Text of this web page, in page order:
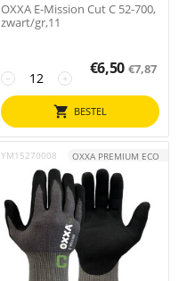
OXXA E-Mission Cut C 52-700,
zwart/gr,11
+
−
€6,50 €7,87
BESTEL
YM15270008 OXXA PREMIUM ECO